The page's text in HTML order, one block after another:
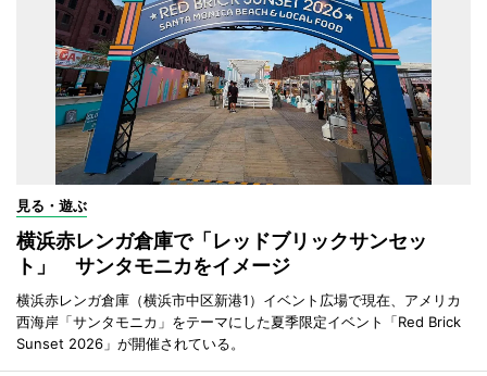
見る・遊ぶ
横浜赤レンガ倉庫で「レッドブリックサンセッ
ト」 サンタモニカをイメージ
横浜赤レンガ倉庫（横浜市中区新港1）イベント広場で現在、アメリカ
西海岸「サンタモニカ」をテーマにした夏季限定イベント「Red Brick
Sunset 2026」が開催されている。